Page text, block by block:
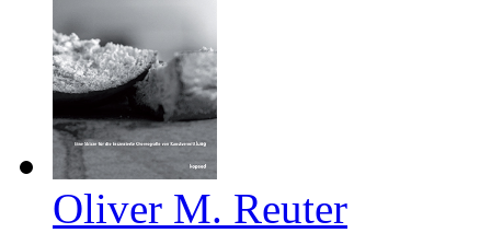
Oliver M. Reuter